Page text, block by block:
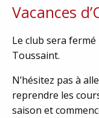
Vacances
Le club sera fermé
Toussaint.
N’hésitez pas à
reprendre les
saison et